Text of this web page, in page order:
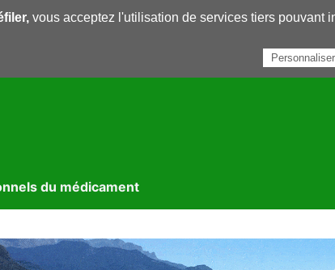
Presse Librairie Annuaires Petites
du médicament
vous acceptez l'utilisation de services tiers pouvant
Personnaliser